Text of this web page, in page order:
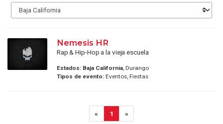
Nemesis HR
Rap & Hip-Hop a la vieja escuela
Estados: Baja California, Durango
Tipos de evento:Eventos, Fiestas
« 1 »